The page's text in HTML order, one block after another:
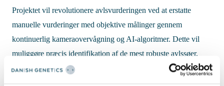
Projektet vil revolutionere avlsvurderingen ved at erstatte
manuelle vurderinger med objektive målinger gennem
kontinuerlig kameraovervågning og AI-algoritmer. Dette vil
muliggøre præcis identifikation af de mest robuste avlssøer,
hvilket vil forbedre søernes holdbarhed og levetid.